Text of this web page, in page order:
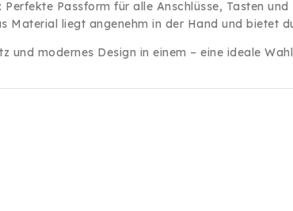
: Perfekte Passform für alle Anschlüsse, Tasten
Material liegt angenehm in der Hand und bietet
und modernes Design in einem – eine ideale